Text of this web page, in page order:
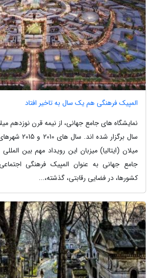
المپیک فرهنگی هم یک سال به تاخیر افتاد
نمایشگاه های جامع جهانی، از نیمه قرن نوزدهم
سال برگزار شده
میلان (ایتالیا) میزبان این رویداد مهم بین
جامع جهانی به عنوان المپیک فرهنگی
کشورها، در فضایی رقابتی، گذشته،...